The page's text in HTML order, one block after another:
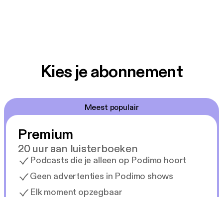
Kies je abonnement
Meest populair
Premium
20 uur aan luisterboeken
Podcasts die je alleen op Podimo hoort
Geen advertenties in Podimo shows
Elk moment opzegbaar